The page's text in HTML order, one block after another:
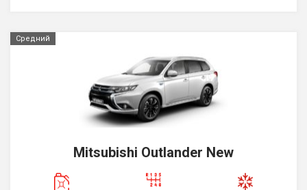
Средний
Mitsubishi Outlander New